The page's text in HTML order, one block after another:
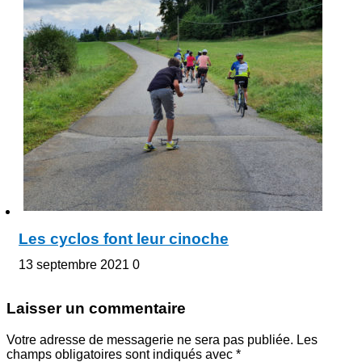
Les cyclos font leur cinoche
13 septembre 2021 0
Laisser un commentaire
Votre adresse de messagerie ne sera pas publiée. Les
champs obligatoires sont indiqués avec *